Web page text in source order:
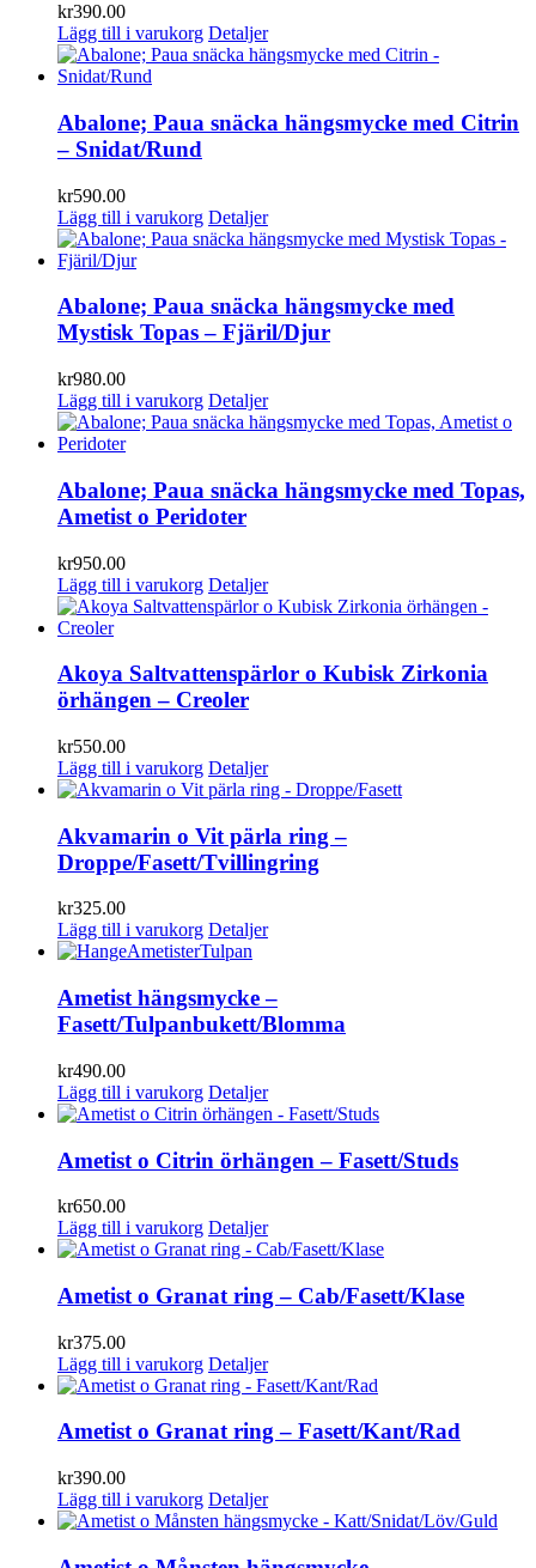
kr390.00
Lägg till i varukorg Detaljer
Abalone; Paua snäcka hängsmycke med Citrin
– Snidat/Rund
kr590.00
Lägg till i varukorg Detaljer
Abalone; Paua snäcka hängsmycke med
Mystisk Topas – Fjäril/Djur
kr980.00
Lägg till i varukorg Detaljer
Abalone; Paua snäcka hängsmycke med Topas,
Ametist o Peridoter
kr950.00
Lägg till i varukorg Detaljer
Akoya Saltvattenspärlor o Kubisk Zirkonia
örhängen – Creoler
kr550.00
Lägg till i varukorg Detaljer
Akvamarin o Vit pärla ring –
Droppe/Fasett/Tvillingring
kr325.00
Lägg till i varukorg Detaljer
Ametist hängsmycke –
Fasett/Tulpanbukett/Blomma
kr490.00
Lägg till i varukorg Detaljer
Ametist o Citrin örhängen – Fasett/Studs
kr650.00
Lägg till i varukorg Detaljer
Ametist o Granat ring – Cab/Fasett/Klase
kr375.00
Lägg till i varukorg Detaljer
Ametist o Granat ring – Fasett/Kant/Rad
kr390.00
Lägg till i varukorg Detaljer